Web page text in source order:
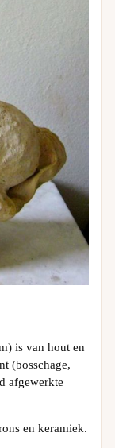
is van hout en
(bosschage,
afgewerkte
en keramiek.